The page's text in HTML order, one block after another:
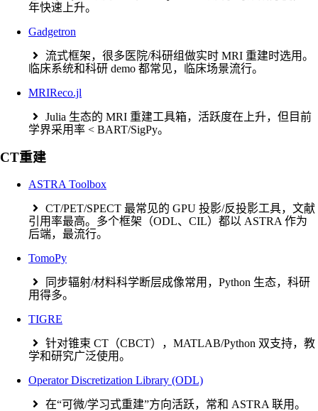
年快速上升。
Gadgetron
流式框架，很多医院/科研组做实时 MRI 重建时选用。
临床系统和科研 demo 都常见，临床场景流行。
MRIReco.jl
Julia 生态的 MRI 重建工具箱，活跃度在上升，但目前
学界采用率 < BART/SigPy。
CT重建
ASTRA Toolbox
CT/PET/SPECT 最常见的 GPU 投影/反投影工具，文献
引用率最高。多个框架（ODL、CIL）都以 ASTRA 作为
后端，最流行。
TomoPy
同步辐射/材料科学断层成像常用，Python 生态，科研
用得多。
TIGRE
针对锥束 CT（CBCT），MATLAB/Python 双支持，教
学和研究广泛使用。
Operator Discretization Library (ODL)
在“可微/学习式重建”方向活跃，常和 ASTRA 联用。